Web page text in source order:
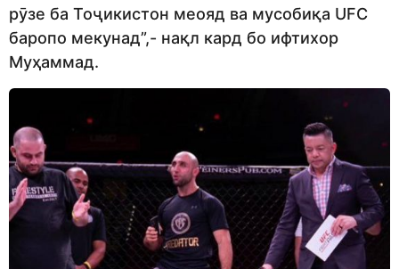
рӯзе ба Тоҷикистон меояд ва мусобиқа UFC
баропо мекунад”,- нақл кард бо ифтихор
Муҳаммад.